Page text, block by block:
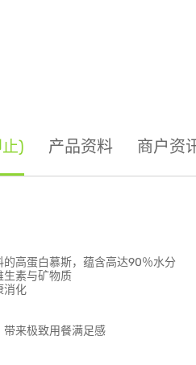
) 产品资料 商户资
高蛋白慕斯，蕴含高达90％水分
生素与矿物质
消化
来极致用餐满足感